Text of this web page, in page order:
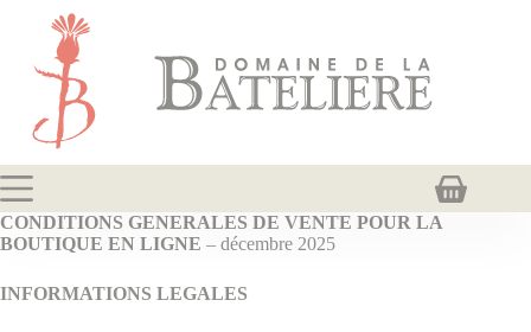
contenu
Panier
d’achat
CONDITIONS GENERALES DE VENTE POUR LA
BOUTIQUE EN LIGNE – décembre 2025
INFORMATIONS LEGALES